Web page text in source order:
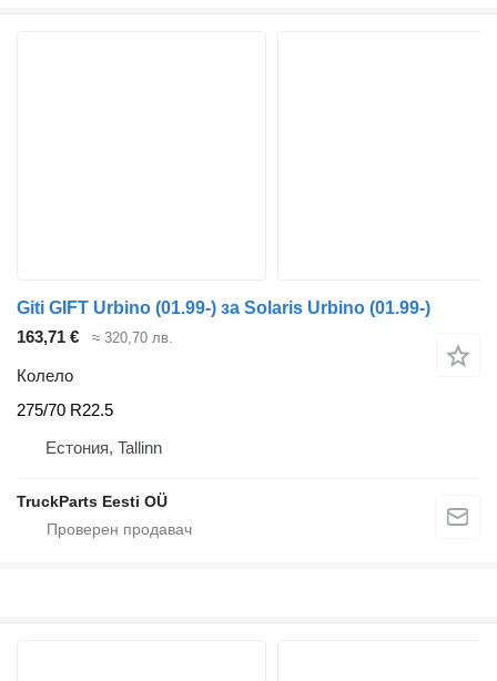
Giti GIFT Urbino (01.99-) за Solaris Urbino (01.99-)
163,71 €
≈ 320,70 лв.
Колело
275/70 R22.5
Естония, Tallinn
TruckParts Eesti OÜ